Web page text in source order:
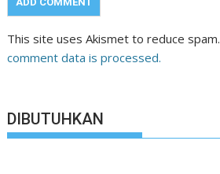
This site uses Akismet to reduce spam.
comment data is processed.
DIBUTUHKAN